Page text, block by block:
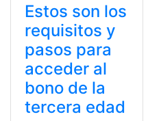
Estos son los
requisitos y
pasos para
acceder al
bono de la
tercera edad